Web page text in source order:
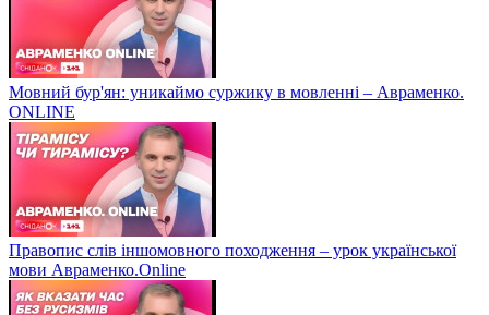
Мовний бур'ян: уникаймо суржику в мовленні – Авраменко.
ONLINE
Правопис слів іншомовного походження – урок української
мови Авраменко.Online